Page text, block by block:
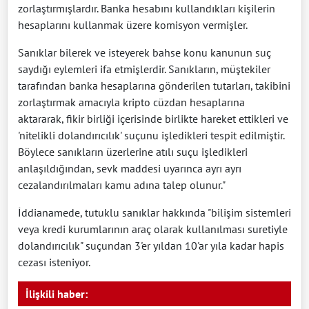
zorlaştırmışlardır. Banka hesabını kullandıkları kişilerin
hesaplarını kullanmak üzere komisyon vermişler.
Sanıklar bilerek ve isteyerek bahse konu kanunun suç
saydığı eylemleri ifa etmişlerdir. Sanıkların, müştekiler
tarafından banka hesaplarına gönderilen tutarları, takibini
zorlaştırmak amacıyla kripto cüzdan hesaplarına
aktararak, fikir birliği içerisinde birlikte hareket ettikleri ve
'nitelikli dolandırıcılık' suçunu işledikleri tespit edilmiştir.
Böylece sanıkların üzerlerine atılı suçu işledikleri
anlaşıldığından, sevk maddesi uyarınca ayrı ayrı
cezalandırılmaları kamu adına talep olunur."
İddianamede, tutuklu sanıklar hakkında "bilişim sistemleri
veya kredi kurumlarının araç olarak kullanılması suretiyle
dolandırıcılık" suçundan 3'er yıldan 10'ar yıla kadar hapis
cezası isteniyor.
İlişkili haber: